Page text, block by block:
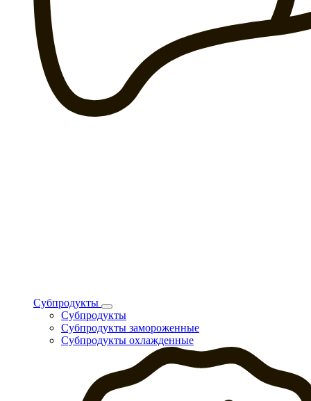
Субпродукты
Субпродукты
Субпродукты замороженные
Субпродукты охлажденные